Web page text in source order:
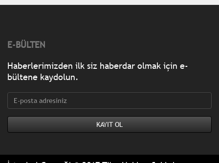
E-BÜLTEN
Haberlerimizden ilk siz haberdar olmak için e-
bültene kaydolun.